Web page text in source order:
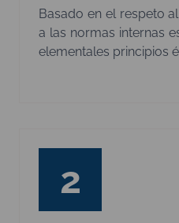
Basado en el respeto
a las normas internas
elementales principios
2